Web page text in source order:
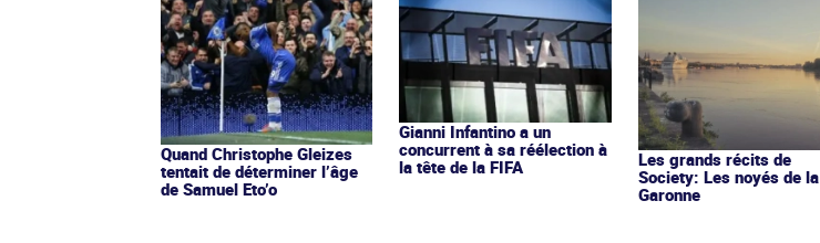
Quand Christophe Gleizes
tentait de déterminer l’âge
de Samuel Eto’o
Gianni Infantino a un
concurrent à sa réélection à
la tête de la FIFA
Les grands récits de
Society: Les noyés de la
Garonne